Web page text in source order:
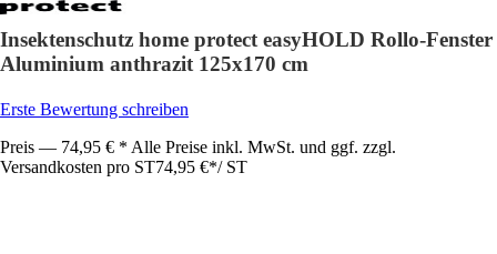
Insektenschutz home protect easyHOLD Rollo-Fenster
Aluminium anthrazit 125x170 cm
Erste Bewertung schreiben
Preis — 74,95 € * Alle Preise inkl. MwSt. und ggf. zzgl.
Versandkosten pro ST74,95 €*/ ST